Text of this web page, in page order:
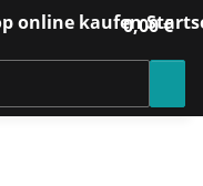
0,00 €